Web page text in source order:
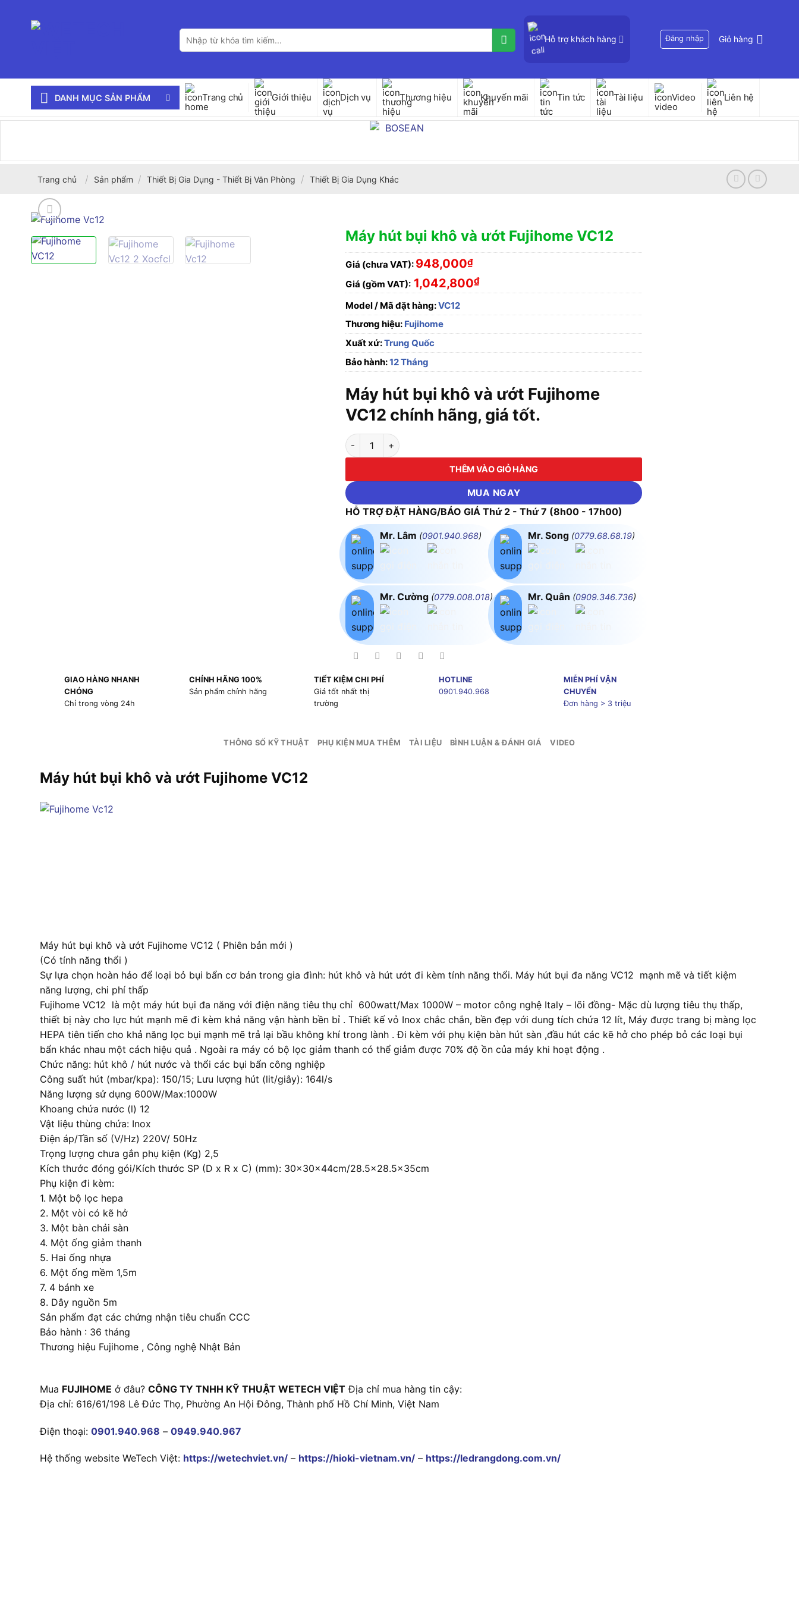
Tìm
kiếm:
Hỗ trợ khách hàng Đăng nhập Giỏ hàng
DANH MỤC SẢN PHẨM Trang chủ Giới thiệu Dịch vụ Thương hiệu Khuyến mãi Tin tức Tài liệu Video Liên hệ
Trang chủ / Sản phẩm / Thiết Bị Gia Dụng - Thiết Bị Văn Phòng / Thiết Bị Gia Dụng Khác
Máy hút bụi khô và ướt Fujihome VC12
Giá (chưa VAT): 948,000₫
Giá (gồm VAT): 1,042,800₫
Model / Mã đặt hàng:VC12
Thương hiệu: Fujihome
Xuất xứ:Trung Quốc
Bảo hành:12 Tháng
Máy hút bụi khô và ướt Fujihome
VC12 chính hãng, giá tốt.
Máy hút bụi khô và ướt Fujihome VC12 số lượng
THÊM VÀO GIỎ HÀNG
MUA NGAY
HỖ TRỢ ĐẶT HÀNG/BÁO GIÁ Thứ 2 - Thứ 7 (8h00 - 17h00)
Mr. Lâm (0901.940.968)
Mr. Cường (0779.008.018)
Mr. Song (0779.68.68.19)
Mr. Quân (0909.346.736)
GIAO HÀNG NHANH
CHÓNG
Chỉ trong vòng 24h
CHÍNH HÃNG 100%
Sản phẩm chính hãng
TIẾT KIỆM CHI PHÍ
Giá tốt nhất thị
trường
HOTLINE
0901.940.968
MIỄN PHÍ VẬN
CHUYỂN
Đơn hàng > 3 triệu
THÔNG SỐ KỸ THUẬT PHỤ KIỆN MUA THÊM TÀI LIỆU BÌNH LUẬN & ĐÁNH GIÁ VIDEO
Máy hút bụi khô và ướt Fujihome VC12
Máy hút bụi khô và ướt Fujihome VC12 ( Phiên bản mới )
(Có tính năng thổi )
Sự lựa chọn hoàn hảo để loại bỏ bụi bẩn cơ bản trong gia đình: hút khô và hút ướt đi kèm tính năng thổi. Máy hút bụi đa năng VC12 mạnh mẽ và tiết kiệm
năng lượng, chi phí thấp
Fujihome VC12 là một máy hút bụi đa năng với điện năng tiêu thụ chỉ 600watt/Max 1000W – motor công nghệ Italy – lõi đồng- Mặc dù lượng tiêu thụ thấp,
thiết bị này cho lực hút mạnh mẽ đi kèm khả năng vận hành bền bỉ . Thiết kế vỏ Inox chắc chắn, bền đẹp với dung tích chứa 12 lít, Máy được trang bị màng lọc
HEPA tiên tiến cho khả năng lọc bụi mạnh mẽ trả lại bầu không khí trong lành . Đi kèm với phụ kiện bàn hút sàn ,đầu hút các kẽ hở cho phép bỏ các loại bụi
bẩn khác nhau một cách hiệu quả . Ngoài ra máy có bộ lọc giảm thanh có thể giảm được 70% độ ồn của máy khi hoạt động .
Chức năng: hút khô / hút nước và thổi các bụi bẩn công nghiệp
Công suất hút (mbar/kpa): 150/15; Lưu lượng hút (lit/giây): 164l/s
Năng lượng sử dụng 600W/Max:1000W
Khoang chứa nước (l) 12
Vật liệu thùng chứa: Inox
Điện áp/Tần số (V/Hz) 220V/ 50Hz
Trọng lượng chưa gắn phụ kiện (Kg) 2,5
Kích thước đóng gói/Kích thước SP (D x R x C) (mm): 30x30x44cm/28.5×28.5x35cm
Phụ kiện đi kèm:
1. Một bộ lọc hepa
2. Một vòi có kẽ hở
3. Một bàn chải sàn
4. Một ống giảm thanh
5. Hai ống nhựa
6. Một ống mềm 1,5m
7. 4 bánh xe
8. Dây nguồn 5m
Sản phẩm đạt các chứng nhận tiêu chuẩn CCC
Bảo hành : 36 tháng
Thương hiệu Fujihome , Công nghệ Nhật Bản
Mua FUJIHOME ở đâu? CÔNG TY TNHH KỸ THUẬT WETECH VIỆT Địa chỉ mua hàng tin cậy:
Địa chỉ: 616/61/198 Lê Đức Thọ, Phường An Hội Đông, Thành phố Hồ Chí Minh, Việt Nam
Điện thoại: 0901.940.968 – 0949.940.967
Hệ thống website WeTech Việt: https://wetechviet.vn/ – https://hioki-vietnam.vn/ – https://ledrangdong.com.vn/